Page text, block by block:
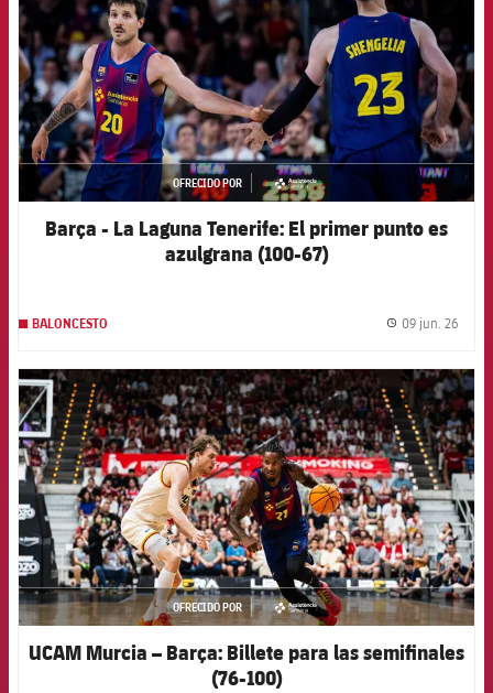
OFRECIDO POR
asistencia
Barça - La Laguna Tenerife: El primer punto es
azulgrana (100-67)
BALONCESTO 09 jun. 26
FCB Barcelona badge
OFRECIDO POR
asistencia
UCAM Murcia – Barça: Billete para las semifinales
(76-100)